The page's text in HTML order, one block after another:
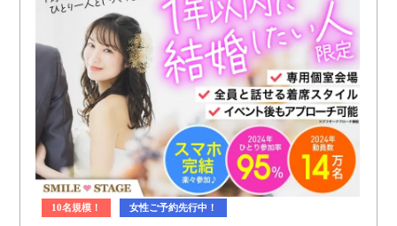
10名規模！ 女性ご予約先行中！